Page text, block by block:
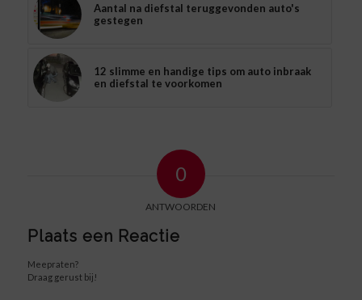
Aantal na diefstal teruggevonden auto's
gestegen
12 slimme en handige tips om auto inbraak
en diefstal te voorkomen
0
ANTWOORDEN
Plaats een Reactie
Meepraten?
Draag gerust bij!